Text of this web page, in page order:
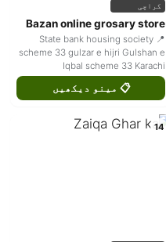
کراچی
Bazan online grosary store
📍 State bank housing society
scheme 33 gulzar e hijri Gulshan e
Iqbal scheme 33 Karachi
📋 مینو دیکھیں
14